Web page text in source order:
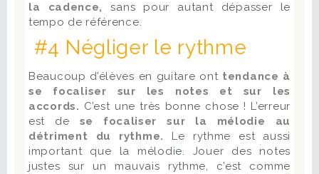
la cadence,
sans pour autant dépasser le
tempo de référence.
#4 Négliger le rythme
Beaucoup d’élèves en guitare onttendance à
se focaliser sur les notes et sur les
accords. C’est une très bonne chose ! L’erreur
est de se focaliser sur la mélodie au
détriment du rythme.
Le rythme est aussi
important que la mélodie. Jouer des notes
justes sur un mauvais rythme, c’est comme